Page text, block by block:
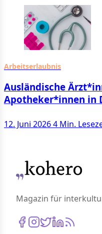
Arbeitserlaubnis
Ausländische
Apotheker*innen in
12. Juni 20264 Min.
Magazin für